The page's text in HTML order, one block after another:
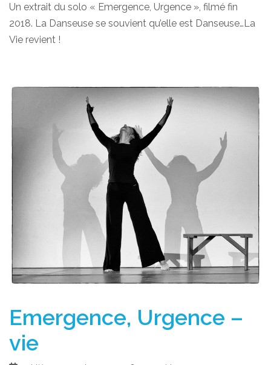
Un extrait du solo « Emergence, Urgence », filmé fin
2018. La Danseuse se souvient qu’elle est Danseuse…La
Vie revient !
Emergence, Urgence –
vie